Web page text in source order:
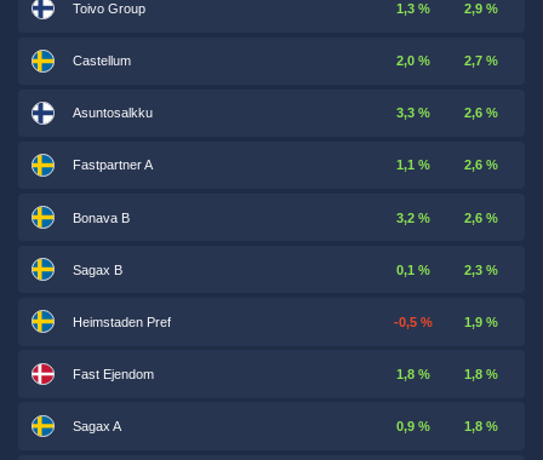
Toivo Group 1,3 % 2,9 %
Castellum 2,0 % 2,7 %
Asuntosalkku 3,3 % 2,6 %
Fastpartner A 1,1 % 2,6 %
Bonava B 3,2 % 2,6 %
Sagax B 0,1 % 2,3 %
Heimstaden Pref -0,5 % 1,9 %
Fast Ejendom 1,8 % 1,8 %
Sagax A 0,9 % 1,8 %